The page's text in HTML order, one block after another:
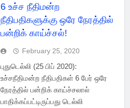
6 உச்ச நீதிமன்ற
நீதிபதிகளுக்கு ஒரே நேரத்தில்
பன்றிக் காய்ச்சல்!
February 25, 2020
புதுடெல்லி (25 பிப் 2020):
உச்சநீதிமன்ற நீதிபதிகள் 6 பேர் ஒரே
நேரத்தில் பன்றிக்‍ காய்ச்சலால்
பாதிக்‍கப்பட்டிருப்பது டெல்லி